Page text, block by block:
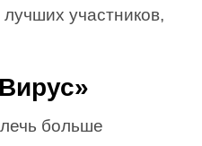
участников,
больше